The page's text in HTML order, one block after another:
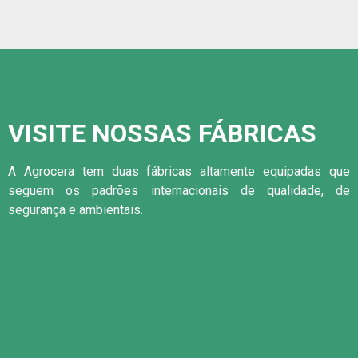
VISITE NOSSAS FÁBRICAS
A Agrocera tem duas fábricas altamente equipadas que
seguem os padrões internacionais de qualidade, de
segurança e ambientais.